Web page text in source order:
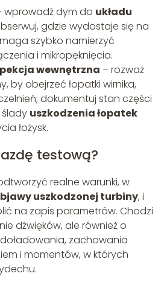
wprowadź dym do układu
gdzie wydostaje się na
szybko namierzyć
i mikropęknięcia.
wewnętrzna – rozważ
by obejrzeć łopatki wirnika,
dokumentuj stan części
uszkodzenia łopatek
łożysk.
testową?
realne warunki, w
uszkodzonej turbiny, i
na zapis parametrów. Chodzi
dźwięków, ale również o
zachowania
i momentów, w których